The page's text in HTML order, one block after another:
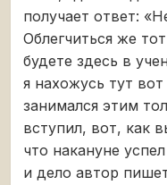
получает ответ:
Облегчиться же
будете здесь в
я нахожусь тут
занимался этим
вступил, вот, как
что накануне
и дело автор